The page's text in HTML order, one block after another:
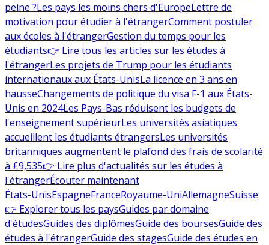
peine ?Les pays les moins chers d'EuropeLettre de
motivation pour étudier à l'étrangerComment postuler
aux écoles à l'étrangerGestion du temps pour les
étudiants👉 Lire tous les articles sur les études à
l'étrangerLes projets de Trump pour les étudiants
internationaux aux États-UnisLa licence en 3 ans en
hausseChangements de politique du visa F-1 aux États-
Unis en 2024Les Pays-Bas réduisent les budgets de
l'enseignement supérieurLes universités asiatiques
accueillent les étudiants étrangersLes universités
britanniques augmentent le plafond des frais de scolarité
à £9,535👉 Lire plus d'actualités sur les études à
l'étrangerÉcouter maintenant
États-UnisEspagneFranceRoyaume-UniAllemagneSuisse
👉 Explorer tous les paysGuides par domaine
d'étudesGuides des diplômesGuide des boursesGuide des
études à l'étrangerGuide des stagesGuide des études en